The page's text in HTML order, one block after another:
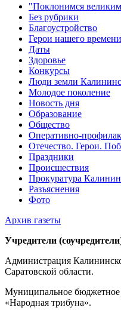
"Поклонимся
Без рубрики
Благоустройство
Герои нашего времени
Даты
Здоровье
Конкурсы
Люди земли
Молодое поколение
Новость дня
Образование
Общество
Оперативно-
Отечество. Герои.
Праздники
Происшествия
Прокуратура
Разъяснения
Фото
Архив газеты
Учредители
Администрация
Саратовской области.
Муниципальное бюджетное
«Народная трибуна».